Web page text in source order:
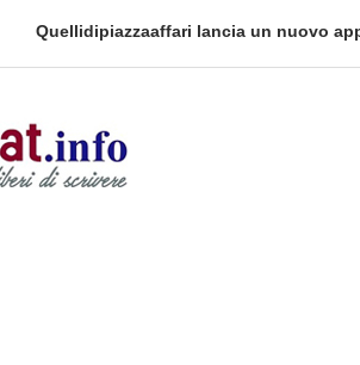
lancia un nuovo